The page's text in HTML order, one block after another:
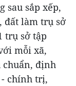
sau sắp xếp,
đất làm trụ sở
trụ sở tập
mỗi xã,
chuẩn, định
chính trị,